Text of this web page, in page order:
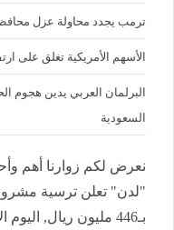
ترمب يجدد محاولة عزل
الأسهم الأمريكية تغلق على
البرلمان العربي يدين هجوم
السعودية
نعرض لكم زوارنا أهم
"لدن" تعلن ترسية
بـ446 مليون ريال, اليوم الأحد 7 سبتمبر 2025 09:26 صباحاً